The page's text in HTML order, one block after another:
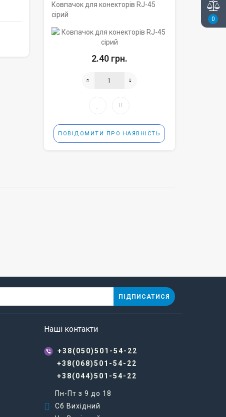
0
Ковпачок для конекторів RJ-45
сірий
2.40 грн.
ПОВІДОМИТИ ПРО НАЯВНІСТЬ
ПІДПИСАТИСЯ
Наші контакти
+38(050)501-54-22
+38(068)501-54-22
+38(044)501-54-22
Пн-Пт з 9 до 18
Сб Вихідний